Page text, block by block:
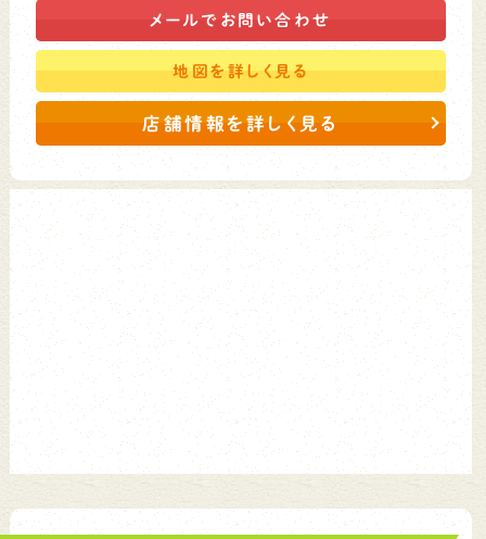
メールで お問い合わせ
地図を詳しく見る
店舗情報を詳しく見る